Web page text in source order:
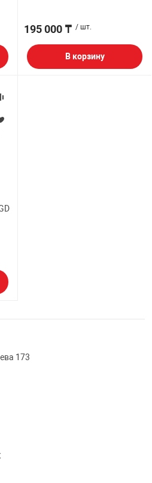
195 000 ₸ / шт.
В корзину
173